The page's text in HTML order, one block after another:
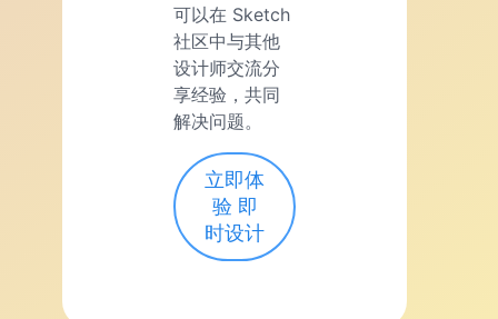
可以在 Sketch
社区中与其他
设计师交流分
享经验，共同
解决问题。
立即体
验 即
时设计